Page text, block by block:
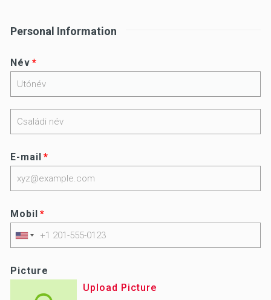
Personal Information
Név
E-mail
Mobil
Picture
Upload Picture